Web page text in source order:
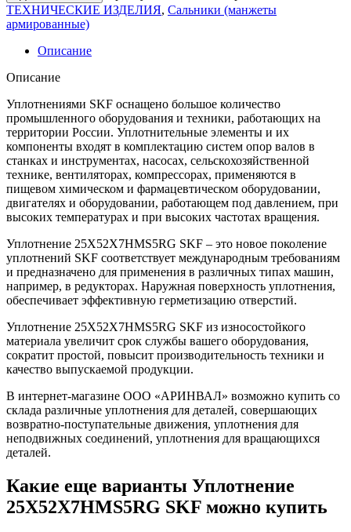
ТЕХНИЧЕСКИЕ ИЗДЕЛИЯ, Сальники (манжеты
армированные)
Описание
Описание
Уплотнениями SKF оснащено большое количество
промышленного оборудования и техники, работающих на
территории России. Уплотнительные элементы и их
компоненты входят в комплектацию систем опор валов в
станках и инструментах, насосах, сельскохозяйственной
технике, вентиляторах, компрессорах, применяются в
пищевом химическом и фармацевтическом оборудовании,
двигателях и оборудовании, работающем под давлением, при
высоких температурах и при высоких частотах вращения.
Уплотнение 25X52X7HMS5RG SKF – это новое поколение
уплотнений SKF соответствует международным требованиям
и предназначено для применения в различных типах машин,
например, в редукторах. Наружная поверхность уплотнения,
обеспечивает эффективную герметизацию отверстий.
Уплотнение 25X52X7HMS5RG SKF из износостойкого
материала увеличит срок службы вашего оборудования,
сократит простой, повысит производительность техники и
качество выпускаемой продукции.
В интернет-магазине ООО «АРИНВАЛ» возможно купить со
склада различные уплотнения для деталей, совершающих
возвратно-поступательные движения, уплотнения для
неподвижных соединений, уплотнения для вращающихся
деталей.
Какие еще варианты Уплотнение
25X52X7HMS5RG SKF можно купить